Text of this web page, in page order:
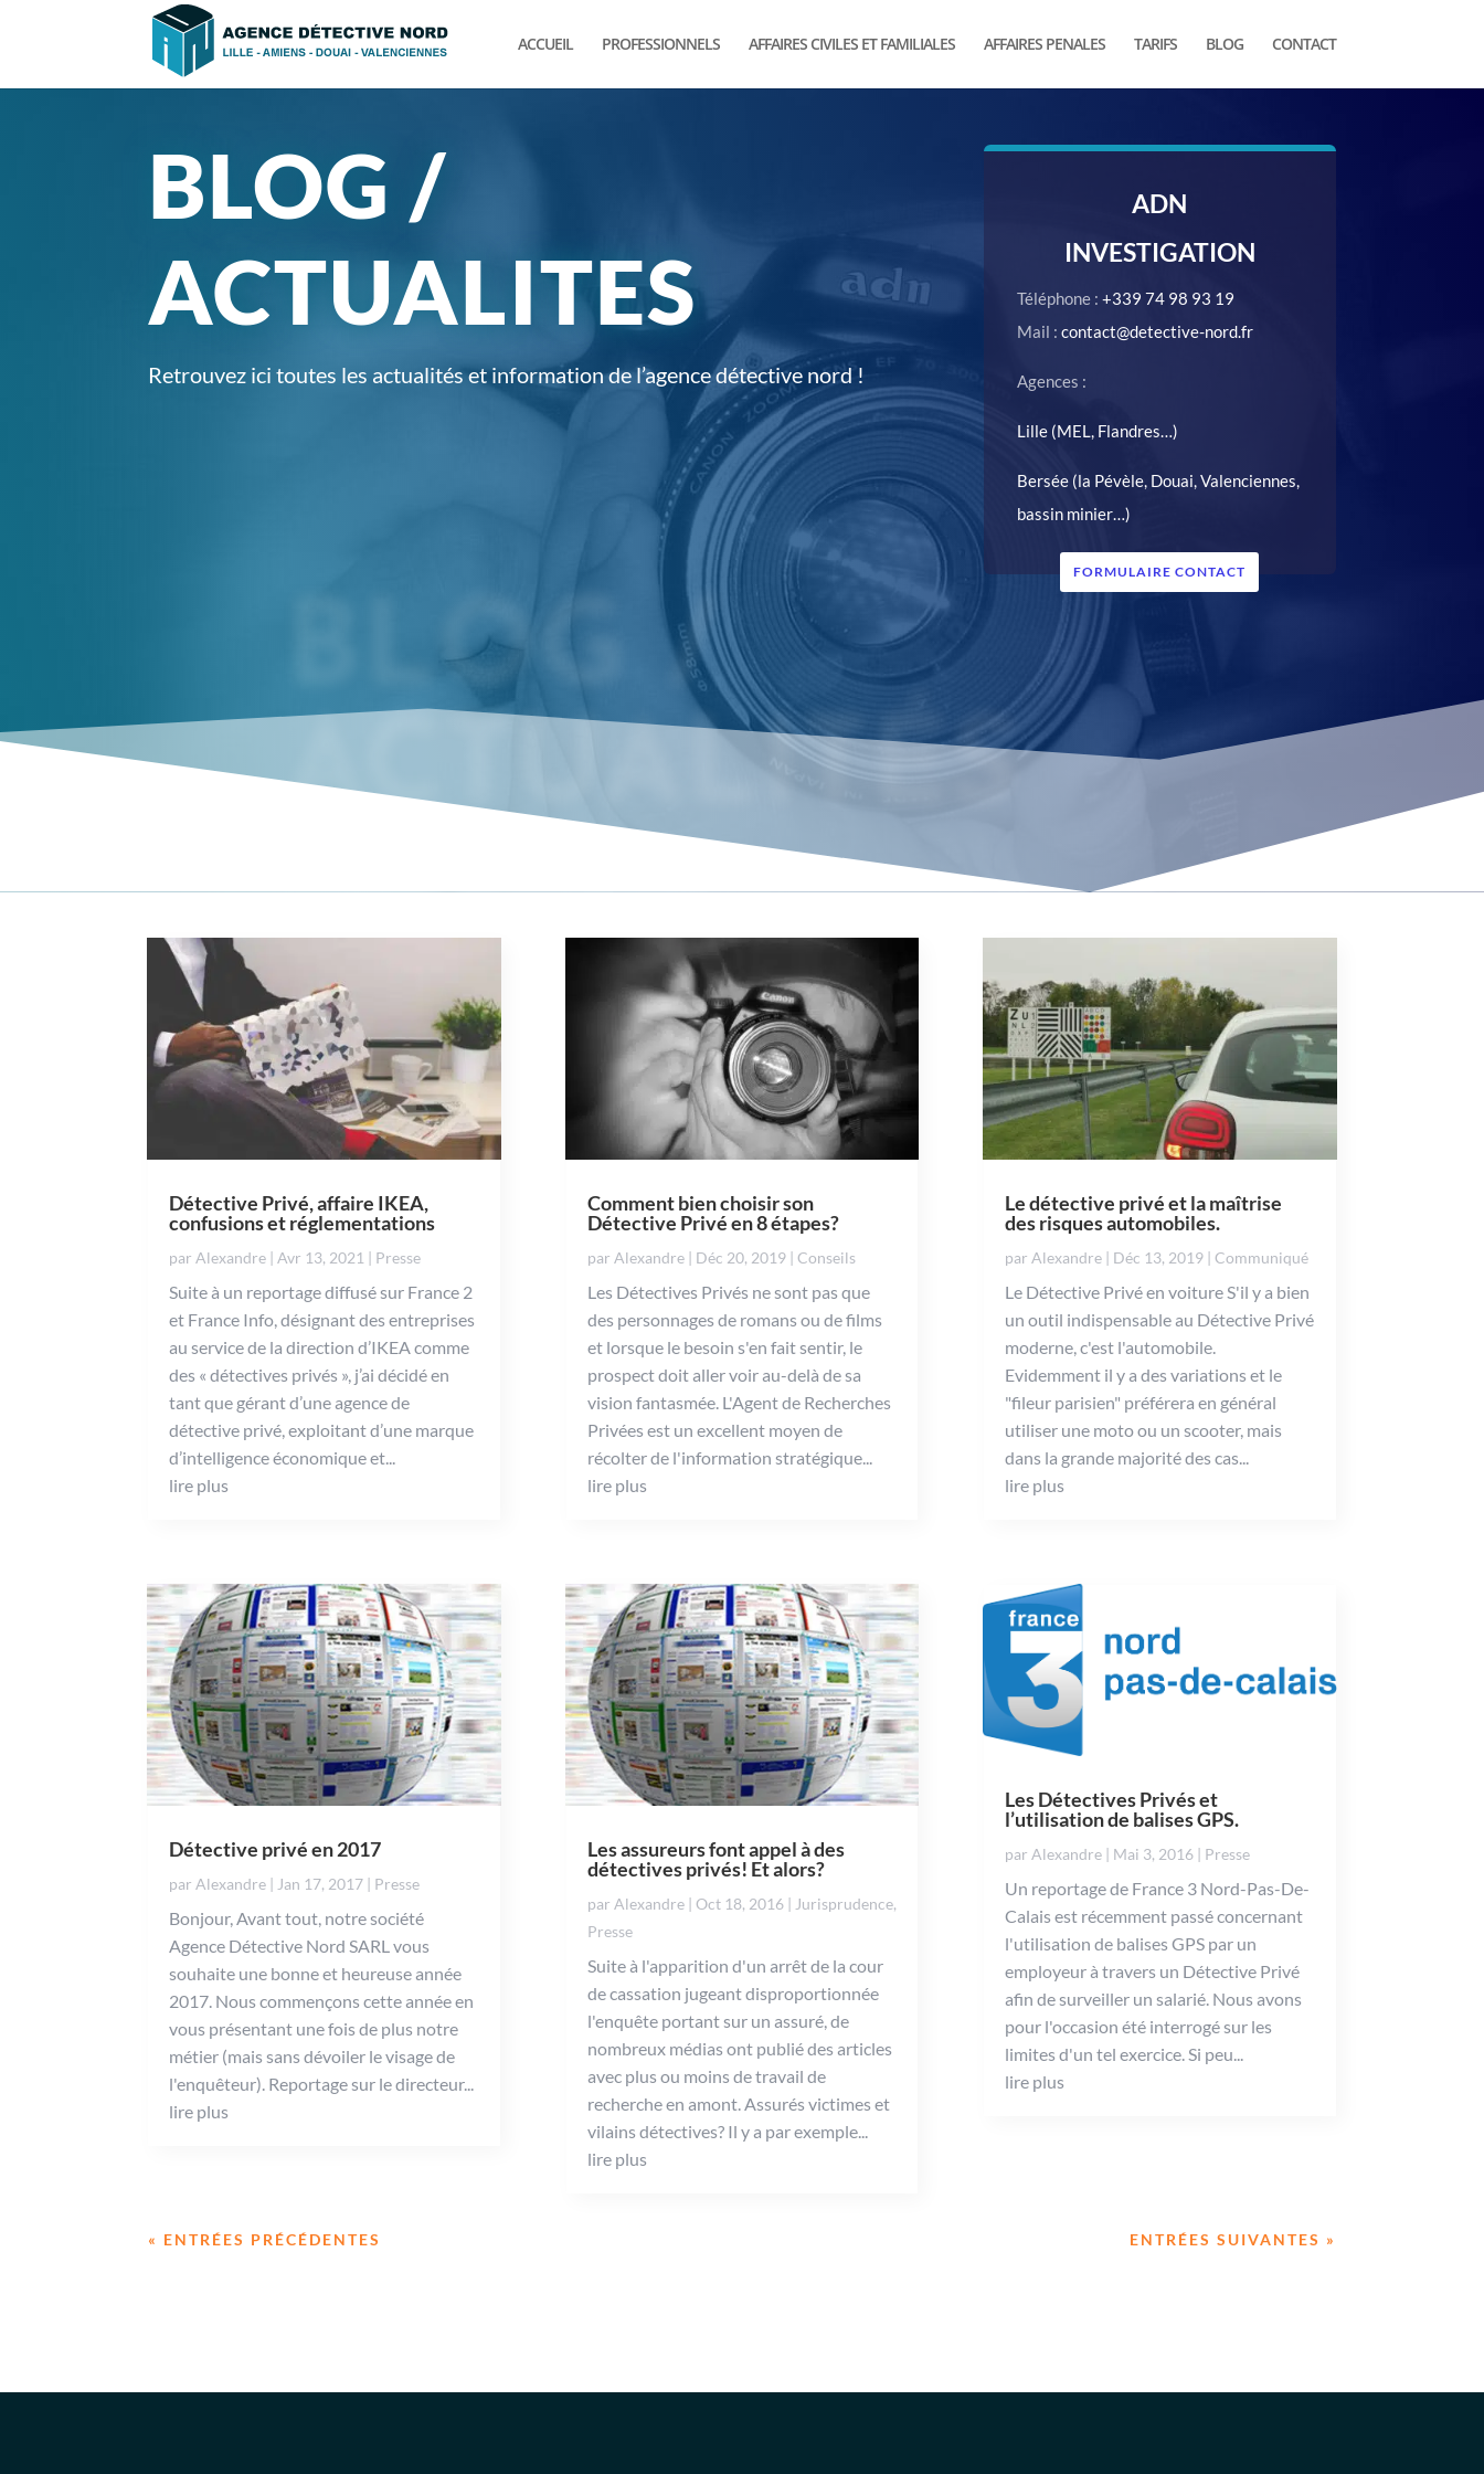
ACCUEIL PROFESSIONNELS AFFAIRES CIVILES ET FAMILIALES AFFAIRES PENALES TARIFS BLOG CONTACT
BLOG /
ACTUALITES
Retrouvez ici toutes les actualités et information de l’agence détective nord !
ADN
INVESTIGATION
Téléphone : +339 74 98 93 19
Mail : contact@detective-nord.fr
Agences :
Lille (MEL, Flandres…)
Bersée (la Pévèle, Douai, Valenciennes,
bassin minier…)
FORMULAIRE CONTACT
BLOG /
ACTUALITÉS
Détective Privé, affaire IKEA,
confusions et réglementations
parAlexandre |Avr 13, 2021 | Presse
Suite à un reportage diffusé sur France 2
et France Info, désignant des entreprises
au service de la direction d’IKEA comme
des « détectives privés », j’ai décidé en
tant que gérant d’une agence de
détective privé, exploitant d’une marque
d’intelligence économique et...
lire plus
Détective privé en 2017
parAlexandre | Jan 17, 2017 | Presse
Bonjour, Avant tout, notre société
Agence Détective Nord SARL vous
souhaite une bonne et heureuse année
2017. Nous commençons cette année en
vous présentant une fois de plus notre
métier (mais sans dévoiler le visage de
l'enquêteur). Reportage sur le directeur...
lire plus
Comment bien choisir son
Détective Privé en 8 étapes?
par Alexandre| Déc 20, 2019| Conseils
Les Détectives Privés ne sont pas que
des personnages de romans ou de films
et lorsque le besoin s'en fait sentir, le
prospect doit aller voir au-delà de sa
vision fantasmée. L'Agent de Recherches
Privées est un excellent moyen de
récolter de l'information stratégique...
lire plus
Les assureurs font appel à des
détectives privés! Et alors?
par Alexandre| Oct 18, 2016| Jurisprudence,
Presse
Suite à l'apparition d'un arrêt de la cour
de cassation jugeant disproportionnée
l'enquête portant sur un assuré, de
nombreux médias ont publié des articles
avec plus ou moins de travail de
recherche en amont. Assurés victimes et
vilains détectives? Il y a par exemple...
lire plus
Le détective privé et la maîtrise
des risques automobiles.
par Alexandre| Déc 13, 2019| Communiqué
Le Détective Privé en voiture S'il y a bien
un outil indispensable au Détective Privé
moderne, c'est l'automobile.
Evidemment il y a des variations et le
"fileur parisien" préférera en général
utiliser une moto ou un scooter, mais
dans la grande majorité des cas...
lire plus
Les Détectives Privés et
l’utilisation de balises GPS.
par Alexandre| Mai 3, 2016| Presse
Un reportage de France 3 Nord-Pas-De-
Calais est récemment passé concernant
l'utilisation de balises GPS par un
employeur à travers un Détective Privé
afin de surveiller un salarié. Nous avons
pour l'occasion été interrogé sur les
limites d'un tel exercice. Si peu...
lire plus
« ENTRÉES PRÉCÉDENTES ENTRÉES SUIVANTES »